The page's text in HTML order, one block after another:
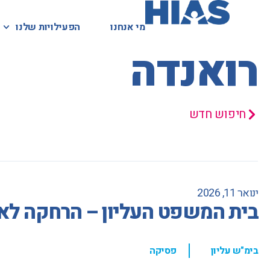
מי אנחנו הפעילויות שלנו מי אנחנו הפעילויות שלנו המאגר המשפטי
רואנדה
חיפוש חדש
ינואר 11, 2026
בית המשפט העליון – הרחקה
בימ"ש עליון , פסיקה